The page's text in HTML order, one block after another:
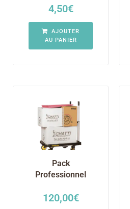
4,50€
AJOUTER
AU PANIER
Pack
Professionnel
120,00€